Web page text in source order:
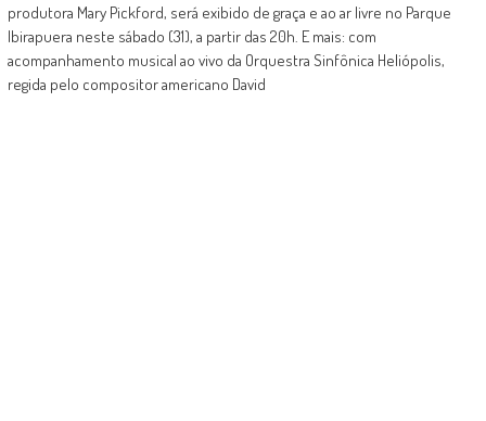
produtora Mary Pickford, será exibido de graça e ao ar livre no Parque
Ibirapuera neste sábado (31), a partir das 20h. E mais: com
acompanhamento musical ao vivo da Orquestra Sinfônica Heliópolis,
regida pelo compositor americano David